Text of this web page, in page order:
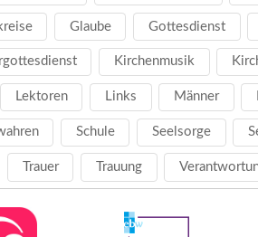
Glaube Gottesdienst
Kirchenmusik
Lektoren Links Männer
Schule Seelsorge
Trauer Trauung